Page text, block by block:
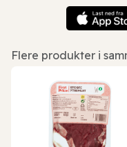
Flere produkter i